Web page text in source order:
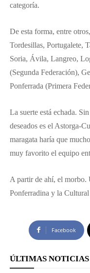
categoría.
De esta forma, entre
Tordesillas, Portugalete,
Soria, Ávila, Langreo,
(Segunda Federación),
Ponferrada (Primera
La suerte está echada.
deseados es el Astorga-
maragata haría que
muy favorito el equipo
A partir de ahí, el morbo.
Ponferradina y la
Facebook
ÚLTIMAS NOTICIAS